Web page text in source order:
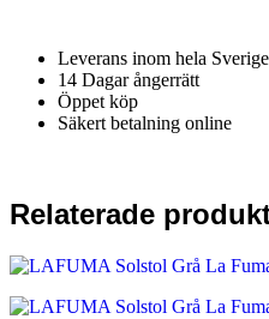
Leverans inom hela Sverige
14 Dagar ångerrätt
Öppet köp
Säkert betalning online
Relaterade